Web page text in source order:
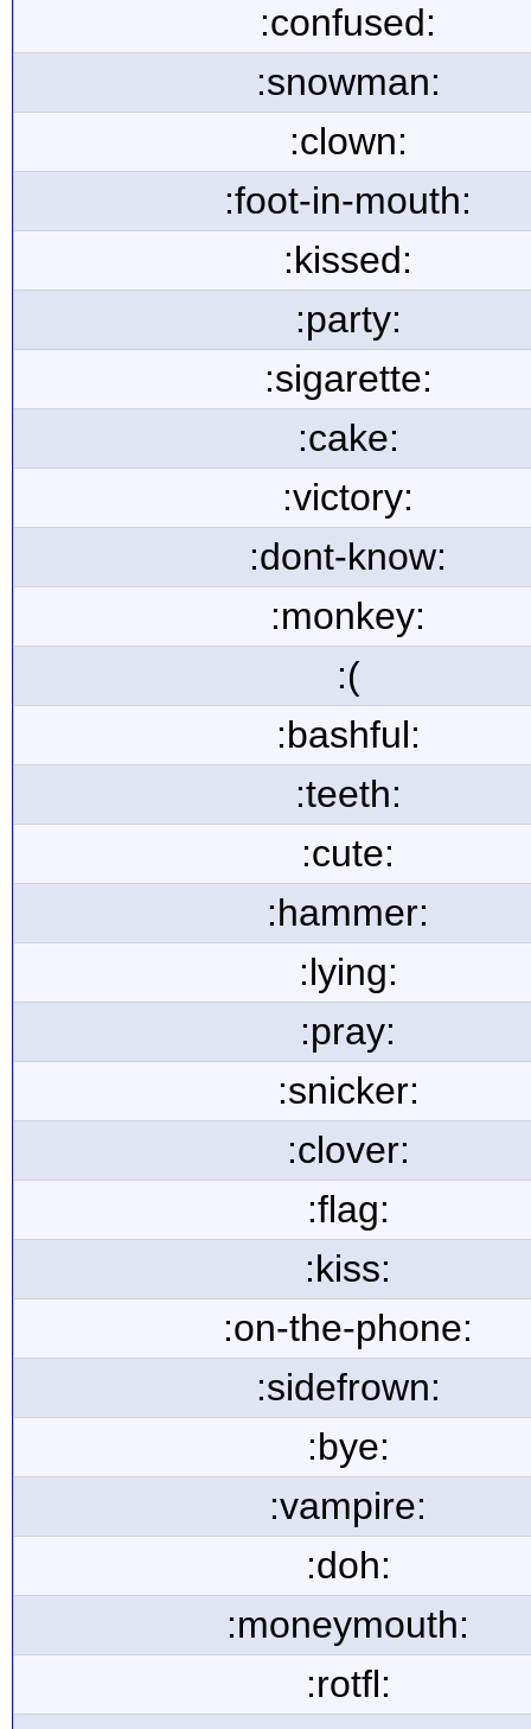
:confused:
:snowman:
:clown:
:foot-in-mouth:
:kissed:
:party:
:sigarette:
:cake:
:victory:
:dont-know:
:monkey:
:(
:bashful:
:teeth:
:cute:
:hammer:
:lying:
:pray:
:snicker:
:clover:
:flag:
:kiss:
:on-the-phone:
:sidefrown:
:bye:
:vampire:
:doh:
:moneymouth:
:rotfl: